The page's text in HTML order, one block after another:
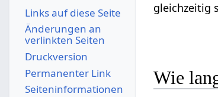
gleichzeitig
Wie
Links auf diese Seite
Änderungen an
verlinkten Seiten
Druckversion
Permanenter Link
Seiten­­informationen